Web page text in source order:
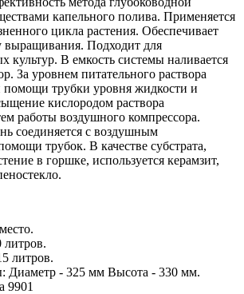
капельного полива. Применяется
цикла растения. Обеспечивает
выращивания. Подходит для
В емкость системы наливается
За уровнем питательного раствора
помощи трубки уровня жидкости и
кислородом раствора
работы воздушного компрессора.
соединяется с воздушным
трубок. В качестве субстрата,
в горшке, используется керамзит,
литров.
Диаметр - 325 мм Высота - 330 мм.
9901